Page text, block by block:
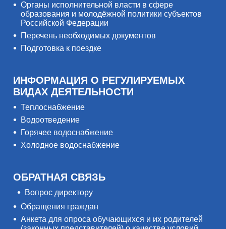
Органы исполнительной власти в сфере
образования и молодёжной политики субъектов
Российской Федерации
Перечень необходимых документов
Подготовка к поездке
ИНФОРМАЦИЯ О РЕГУЛИРУЕМЫХ
ВИДАХ ДЕЯТЕЛЬНОСТИ
Теплоснабжение
Водоотведение
Горячее водоснабжение
Холодное водоснабжение
ОБРАТНАЯ СВЯЗЬ
Вопрос директору
Обращения граждан
Анкета для опроса обучающихся и их родителей